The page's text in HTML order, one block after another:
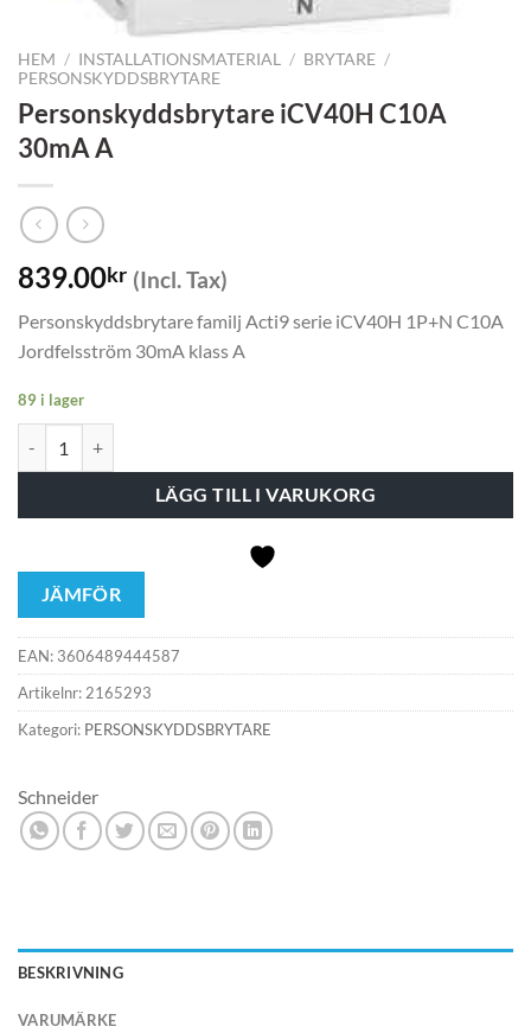
HEM / INSTALLATIONSMATERIAL / BRYTARE /
PERSONSKYDDSBRYTARE
Personskyddsbrytare iCV40H C10A
30mA A
839.00kr (Incl. Tax)
Personskyddsbrytare familj Acti9 serie iCV40H 1P+N C10A
Jordfelsström 30mA klass A
89 i lager
LÄGG TILL I VARUKORG
JÄMFÖR
EAN: 3606489444587
Artikelnr: 2165293
Kategori: PERSONSKYDDSBRYTARE
Schneider
BESKRIVNING
VARUMÄRKE